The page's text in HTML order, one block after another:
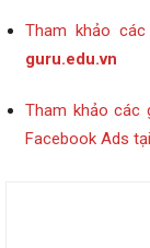
Tham khảo
guru.edu.vn
Tham khảo các
Facebook Ads tại